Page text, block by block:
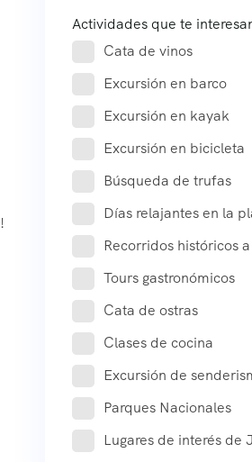
Actividades que te
Cata de vinos
Excursión en barco
Excursión en kayak
Excursión en bicicleta
Búsqueda de trufas
Días relajantes en la
Recorridos históricos
Tours gastronómicos
Cata de ostras
Clases de cocina
Excursión de
Parques Nacionales
Lugares de interés de